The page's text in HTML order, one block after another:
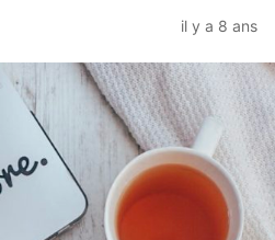
il y a 8 ans